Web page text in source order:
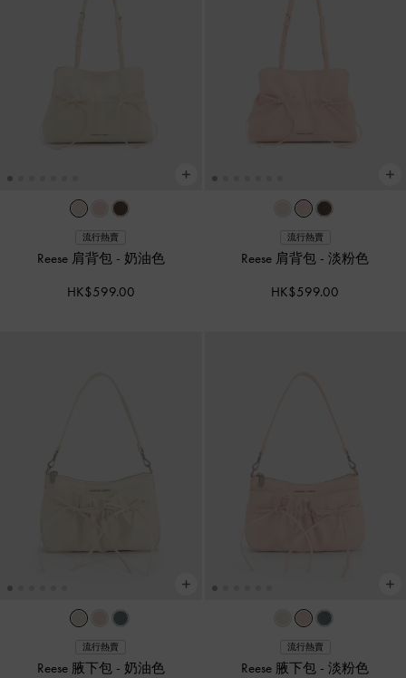
流行熱賣
Reese 肩背包 - 奶油色
HK$599.00
流行熱賣
Reese 肩背包 -淡粉色
HK$599.00
流行熱賣
Reese 腋下包 - 奶油色
流行熱賣
Reese 腋下包 -淡粉色